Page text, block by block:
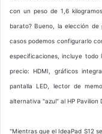
con un peso de 1,6
barato? Bueno, la elección
casos podemos configurarlo
especificaciones, incluye
precio: HDMI, gráficos
pantalla LED, lector de
alternativa "azul" al HP Pavilion
"Mientras que el IdeaPad S12